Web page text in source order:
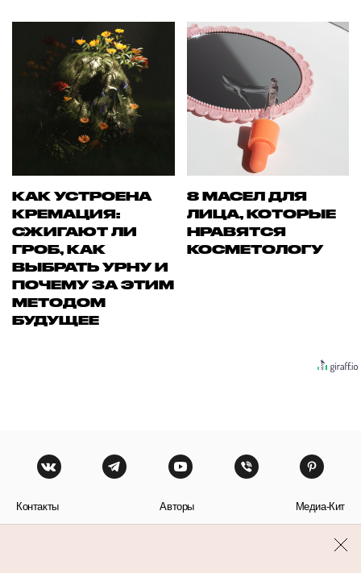
КАК УСТРОЕНА
КРЕМАЦИЯ:
СЖИГАЮТ ЛИ
ГРОБ, КАК
ВЫБРАТЬ УРНУ И
ПОЧЕМУ ЗА ЭТИМ
МЕТОДОМ
БУДУЩЕЕ
8 МАСЕЛ ДЛЯ
ЛИЦА, КОТОРЫЕ
НРАВЯТСЯ
КОСМЕТОЛОГУ
Контакты Авторы Медиа-Кит